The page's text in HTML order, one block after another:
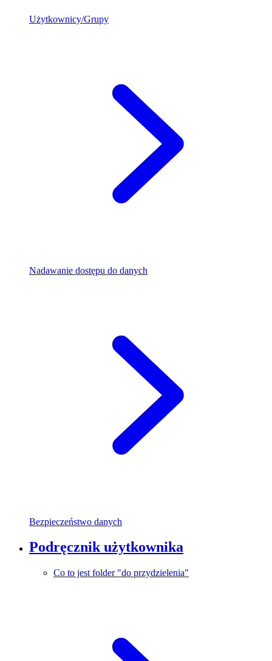
Użytkownicy/Grupy
Nadawanie dostępu do danych
Bezpieczeństwo danych
Podręcznik użytkownika
Co to jest folder "do przydzielenia"